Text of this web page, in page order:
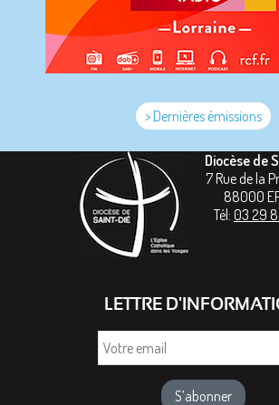
> Dernières émissions
Diocèse de
7 Rue de la
88000
Tél: 03 29
LETTRE